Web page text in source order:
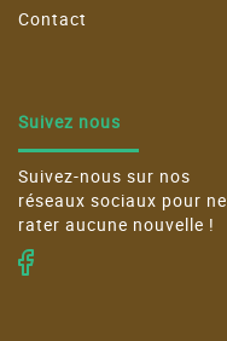
Contact
Suivez nous
Suivez-nous sur nos
réseaux sociaux pour ne
rater aucune nouvelle !